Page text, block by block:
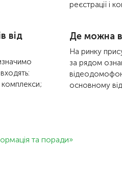
реєстрації і
від
комплекси;
Де можна
На ринку
за рядом
основному
та поради»